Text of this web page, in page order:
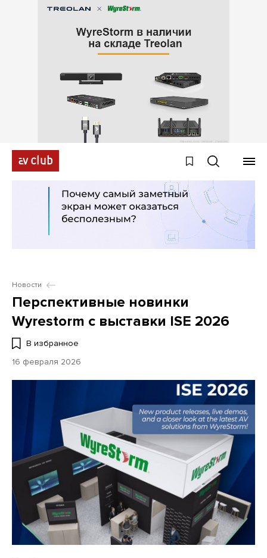
Новости
Перспективные новинки
Wyrestorm с выставки ISE 2026
В избранное
16 февраля 2026